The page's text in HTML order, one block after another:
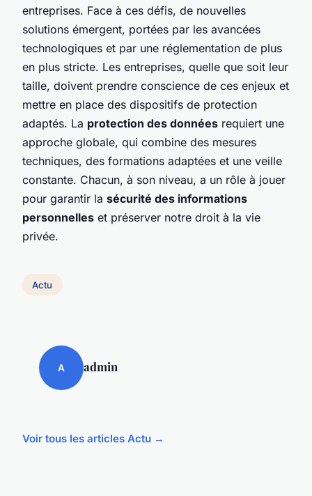
entreprises. Face à ces défis, de nouvelles
solutions émergent, portées par les avancées
technologiques et par une réglementation de plus
en plus stricte. Les entreprises, quelle que soit leur
taille, doivent prendre conscience de ces enjeux et
mettre en place des dispositifs de protection
adaptés. La protection des données requiert une
approche globale, qui combine des mesures
techniques, des formations adaptées et une veille
constante. Chacun, à son niveau, a un rôle à jouer
pour garantir la sécurité des informations
personnelles et préserver notre droit à la vie
privée.
Actu
A admin
Voir tous les articles Actu →